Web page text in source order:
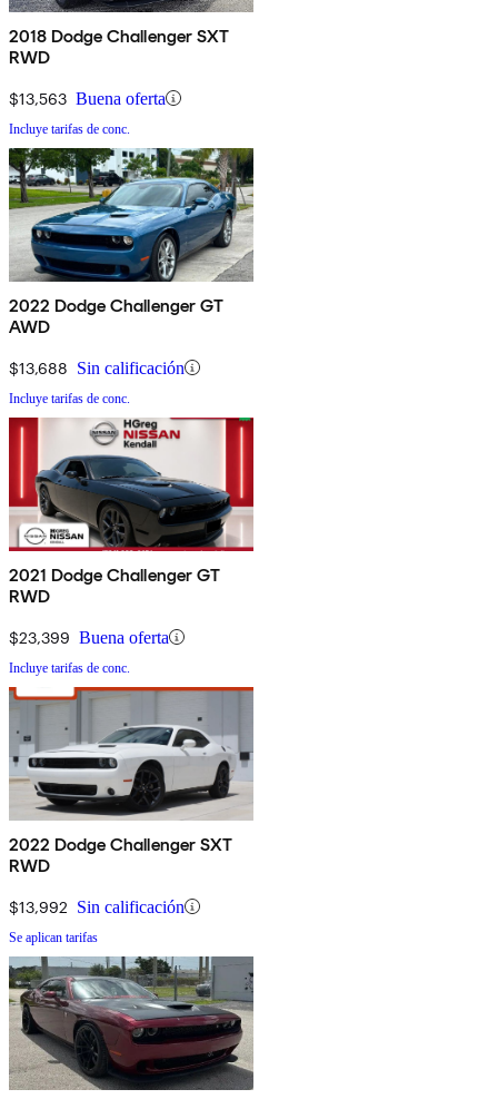
2018 Dodge Challenger SXT
RWD
$13,563 Buena oferta
Incluye tarifas de conc.
2022 Dodge Challenger GT
AWD
$13,688 Sin calificación
Incluye tarifas de conc.
2021 Dodge Challenger GT
RWD
$23,399 Buena oferta
Incluye tarifas de conc.
2022 Dodge Challenger SXT
RWD
$13,992 Sin calificación
Se aplican tarifas